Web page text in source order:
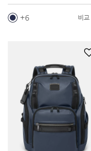
6 비교